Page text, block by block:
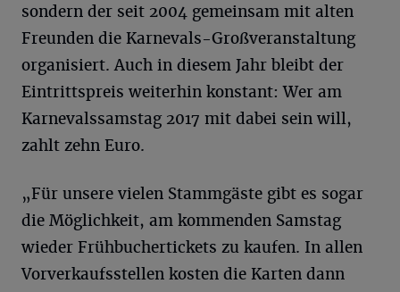
sondern der seit 2004 gemeinsam mit alten
Freunden die Karnevals-Großveranstaltung
organisiert. Auch in diesem Jahr bleibt der
Eintrittspreis weiterhin konstant: Wer am
Karnevalssamstag 2017 mit dabei sein will,
zahlt zehn Euro.
„Für unsere vielen Stammgäste gibt es sogar
die Möglichkeit, am kommenden Samstag
wieder Frühbuchertickets zu kaufen. In allen
Vorverkaufsstellen kosten die Karten dann